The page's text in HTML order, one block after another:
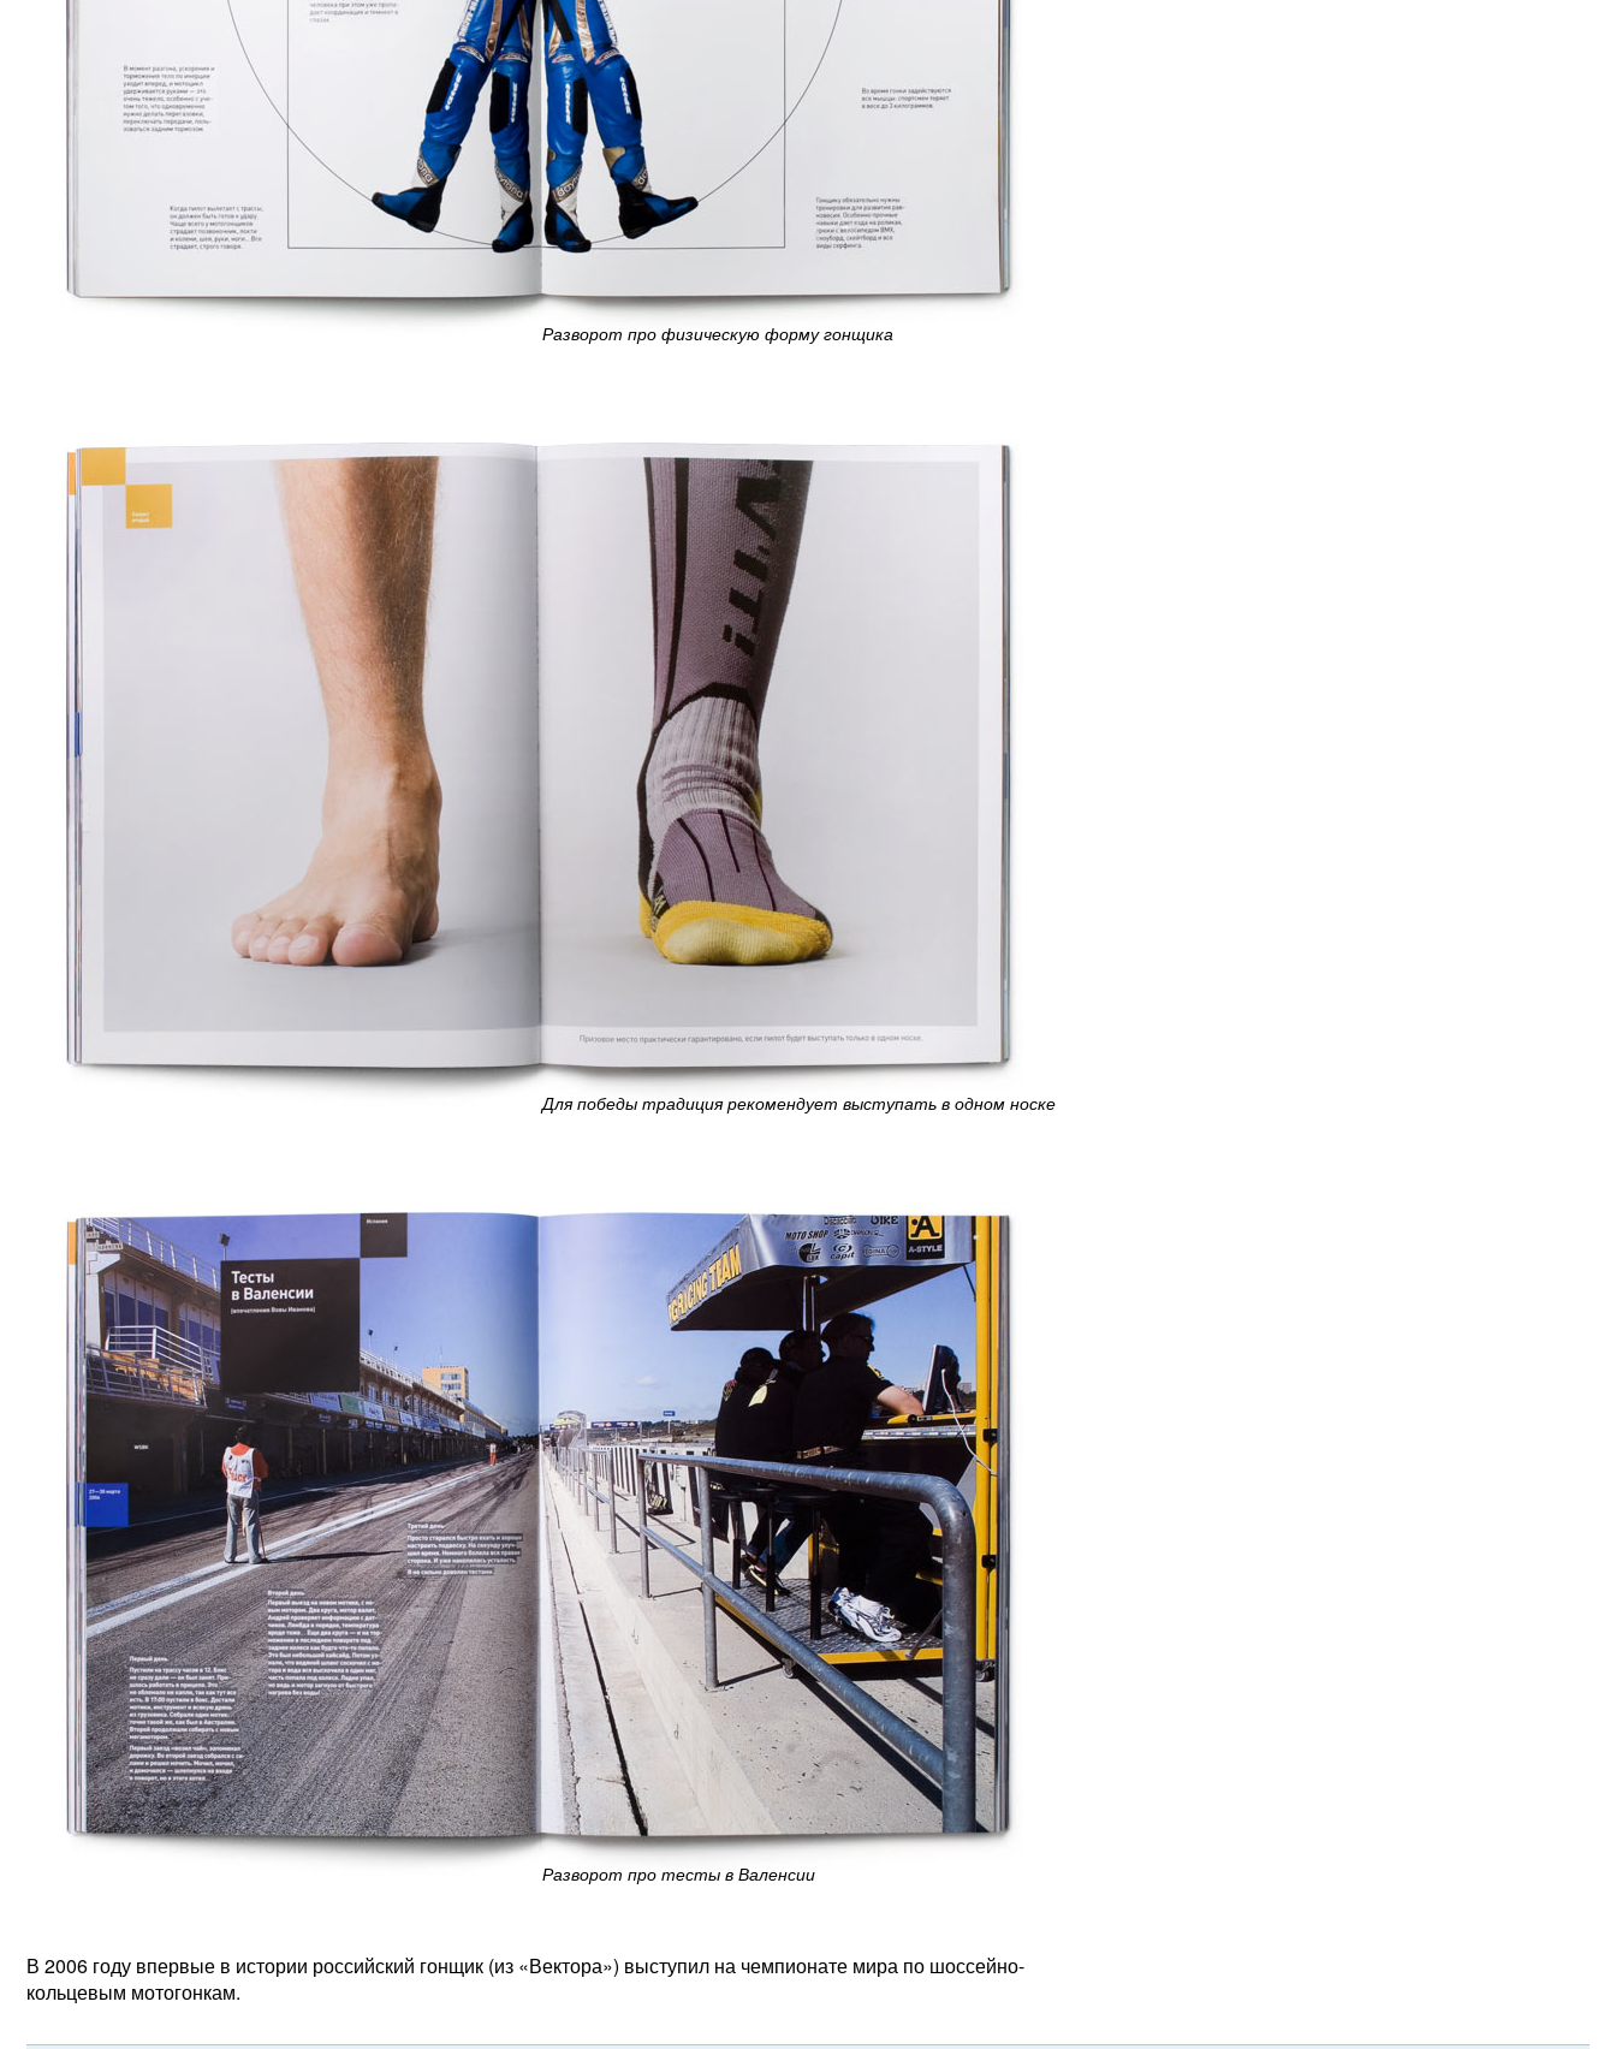
Разворот про физическую форму гонщика
Для победы традиция рекомендует выступать в одном носке
Разворот про тесты в Валенсии
В 2006 году впервые в истории российский гонщик (из «Вектора») выступил на чемпионате мира по шоссейно-
кольцевым мотогонкам.